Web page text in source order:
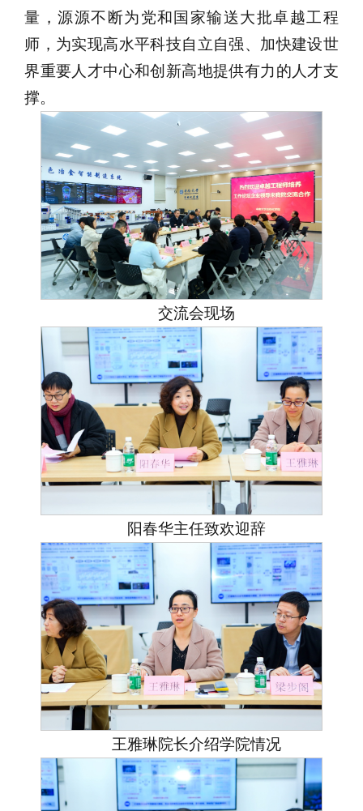
量，源源不断为党和国家输送大批卓越工程
师，为实现高水平科技自立自强、加快建设世
界重要人才中心和创新高地提供有力的人才支
撑。
交流会现场
阳春华主任致欢迎辞
王雅琳院长介绍学院情况